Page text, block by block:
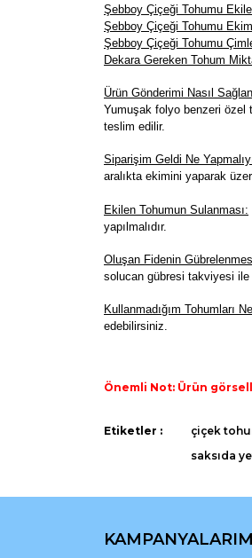
Şebboy Çiçeği Tohumu
Şebboy Çiçeği Tohumu Ekim
Şebboy Çiçeği Tohumu
Dekara Gereken Tohum
Ürün Gönderimi Nasıl
Yumuşak folyo benzeri özel
teslim edilir.
Siparişim Geldi Ne
aralıkta ekimini yaparak
Ekilen Tohumun Sulanması:
yapılmalıdır.
Oluşan Fidenin
solucan gübresi takviyesi
Kullanmadığım Tohumları
edebilirsiniz.
Önemli Not: Ürün
Bu ürünün fiyat bilgisi,
Ürün bilgilerinde
Etiketler : çiçek
saksıda